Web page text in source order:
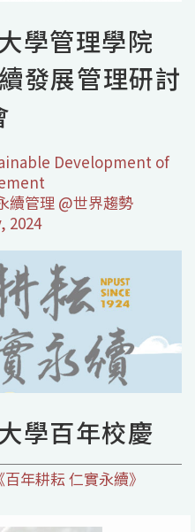
學管理學院
發展管理研討
Development of
續管理 @世界趨勢
2024
學百年校慶
年耕耘 仁實永續》